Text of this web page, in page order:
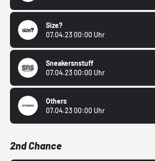
Size?
07.04.23 00:00 Uhr
Sneakersnstuff
07.04.23 00:00 Uhr
Others
07.04.23 00:00 Uhr
2nd Chance